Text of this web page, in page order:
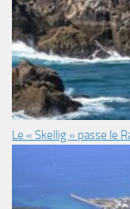
Le « Skellig » passe le